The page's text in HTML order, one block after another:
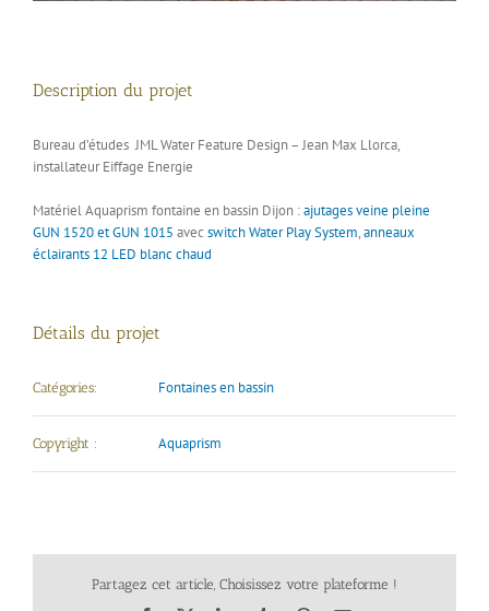
Description du projet
Bureau d’études JML Water Feature Design – Jean Max Llorca,
installateur Eiffage Energie
Matériel Aquaprism fontaine en bassin Dijon :ajutages veine pleine
GUN 1520 et GUN 1015 avec switch Water Play System,anneaux
éclairants 12 LED blanc chaud
Détails du projet
Catégories: Fontaines en bassin
Copyright : Aquaprism
Partagez cet article, Choisissez votre plateforme !